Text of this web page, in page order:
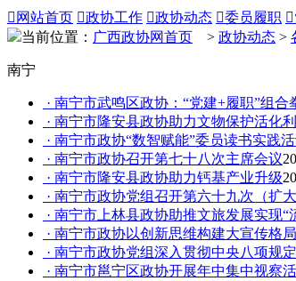
 网站首页 政协工作 政协动态 委员履职 
当前位置： 广西政协网首页 > 政协动态 >
南宁
· 南宁市武鸣区政协：“党建+履职”组合
· 南宁市隆安县政协助力文物保护活化
· 南宁市政协“数智赋能”委员读书实践
· 南宁市政协召开第七十八次主席会议
· 南宁市隆安县政协助力钙基产业升级
· 南宁市政协党组召开第六十九次（扩
· 南宁市上林县政协助推文旅发展实现“
· 南宁市政协以创新思维构建大宣传格局
· 南宁市政协党组深入贯彻中央八项规
· 南宁市邕宁区政协开展年中集中视察